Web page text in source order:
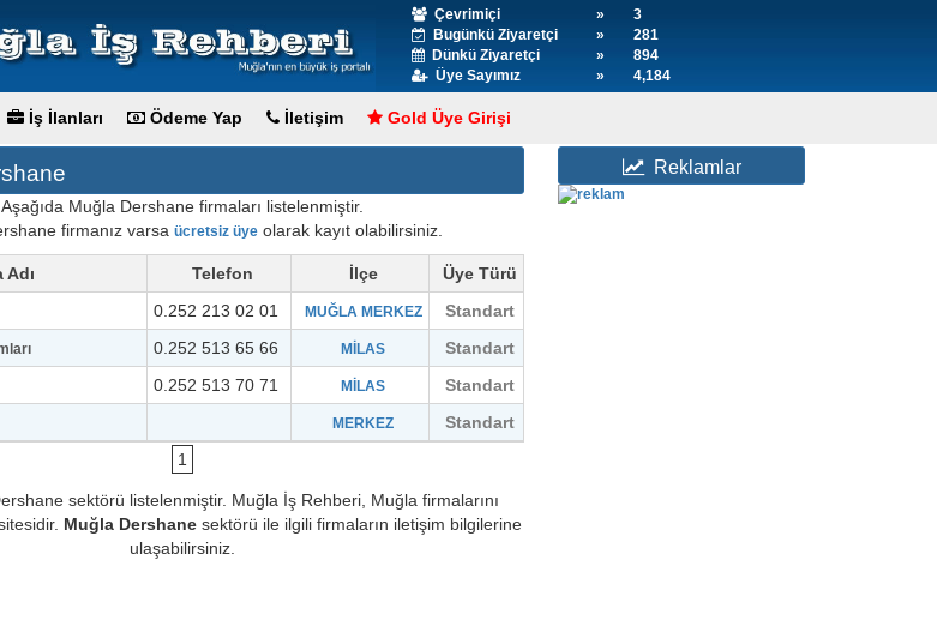
Çevrimiçi »
3
Bugünkü Ziyaretçi
»
281
Dünkü Ziyaretçi
»
894
Üye Sayımız
» 4,184
İş İlanları Ödeme Yap İletişim Gold Üye Girişi
Aşağıda Muğla Dershane firmaları listelenmiştir.
firmanız varsa ücretsiz üyeolarak kayıt olabilirsiniz.
Adı Telefon İlçe Üye Türü
0.252 213 02 01 MUĞLA MERKEZ Standart
0.252 513 65 66 MİLAS Standart
0.252 513 70 71 MİLAS Standart
MERKEZ
Standart
1
sektörü listelenmiştir. Muğla İş Rehberi, Muğla firmalarını
Muğla Dershanesektörü ile ilgili firmaların iletişim bilgilerine
ulaşabilirsiniz.
Reklamlar